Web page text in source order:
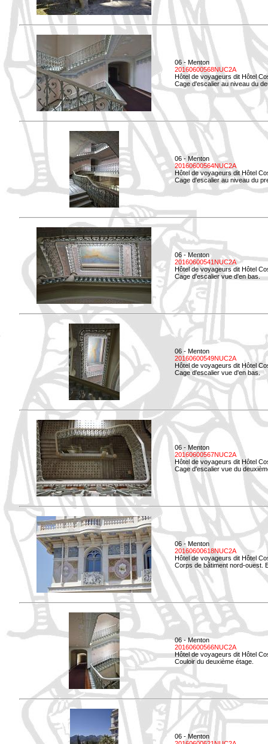
06 - Menton
20160600568NUC2A
Hôtel de voyageurs dit Hôtel
Cage d'escalier au niveau du
06 - Menton
20160600564NUC2A
Hôtel de voyageurs dit Hôtel
Cage d'escalier au niveau du
06 - Menton
20160600541NUC2A
Hôtel de voyageurs dit Hôtel
Cage d'escalier vue d'en bas.
06 - Menton
20160600549NUC2A
Hôtel de voyageurs dit Hôtel
Cage d'escalier vue d'en bas.
06 - Menton
20160600567NUC2A
Hôtel de voyageurs dit Hôtel
Cage d'escalier vue du
06 - Menton
20160600618NUC2A
Hôtel de voyageurs dit Hôtel
Corps de bâtiment nord-ouest.
06 - Menton
20160600566NUC2A
Hôtel de voyageurs dit Hôtel
Couloir du deuxième étage.
06 - Menton